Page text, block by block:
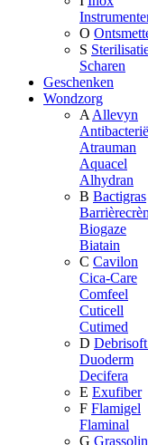
O
S
Scharen
Geschenken
Wondzorg
A Allevyn
Atrauman
Aquacel
Alhydran
B Bactigras
Biogaze
Biatain
C Cavilon
Cica-Care
Comfeel
Cuticell
Cutimed
D
Duoderm
Decifera
E Exufiber
F Flamigel
Flaminal
G